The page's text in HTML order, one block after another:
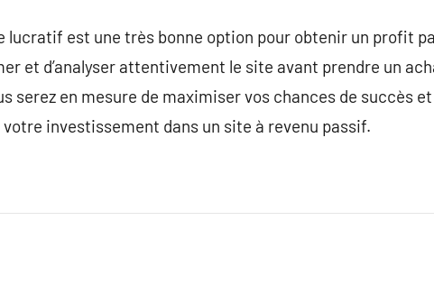
lucratif est une très bonne option pour obtenir un profit
et d’analyser attentivement le site avant prendre un
serez en mesure de maximiser vos chances de succès
investissement dans un site à revenu passif.